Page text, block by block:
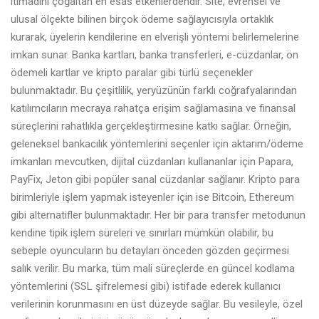
ulusal ölçekte bilinen birçok ödeme sağlayıcısıyla ortaklık
kurarak, üyelerin kendilerine en elverişli yöntemi belirlemelerine
imkan sunar. Banka kartları, banka transferleri, e-cüzdanlar, ön
ödemeli kartlar ve kripto paralar gibi türlü seçenekler
bulunmaktadır. Bu çeşitlilik, yeryüzünün farklı coğrafyalarından
katılımcıların mecraya rahatça erişim sağlamasına ve finansal
süreçlerini rahatlıkla gerçekleştirmesine katkı sağlar. Örneğin,
geleneksel bankacılık yöntemlerini seçenler için aktarım/ödeme
imkanları mevcutken, dijital cüzdanları kullananlar için Papara,
PayFix, Jeton gibi popüler sanal cüzdanlar sağlanır. Kripto para
birimleriyle işlem yapmak isteyenler için ise Bitcoin, Ethereum
gibi alternatifler bulunmaktadır. Her bir para transfer metodunun
kendine tipik işlem süreleri ve sınırları mümkün olabilir, bu
sebeple oyuncuların bu detayları önceden gözden geçirmesi
salık verilir. Bu marka, tüm mali süreçlerde en güncel kodlama
yöntemlerini (SSL şifrelemesi gibi) istifade ederek kullanıcı
verilerinin korunmasını en üst düzeyde sağlar. Bu vesileyle, özel